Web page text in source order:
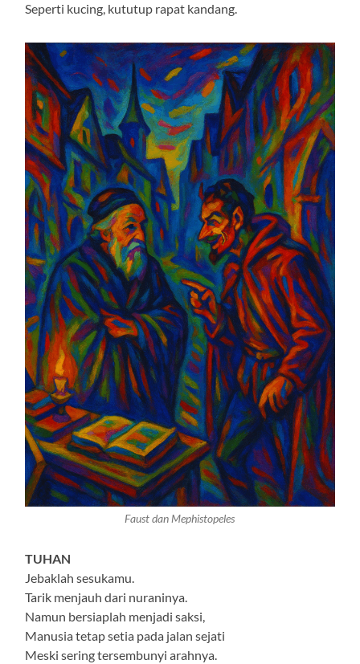
Seperti kucing, kututup rapat kandang.
Faust dan Mephistopeles
TUHAN
Jebaklah sesukamu.
Tarik menjauh dari nuraninya.
Namun bersiaplah menjadi saksi,
Manusia tetap setia pada jalan sejati
Meski sering tersembunyi arahnya.